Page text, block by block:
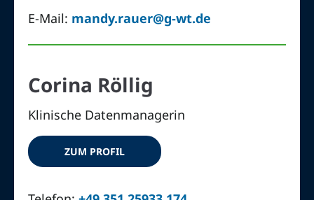
E-Mail: mandy.rauer@g-wt.de
Corina Röllig
Klinische Datenmanagerin
ZUM PROFIL